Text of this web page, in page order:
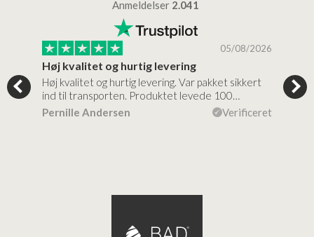
Anmeldelser 2.041
05/08/2026
Høj kvalitet og hurtig levering
Høj kvalitet og hurtig levering. Var pakket sikkert
ind til transporten. Produktet levede 100…
Pernille Andersen
Verificeret